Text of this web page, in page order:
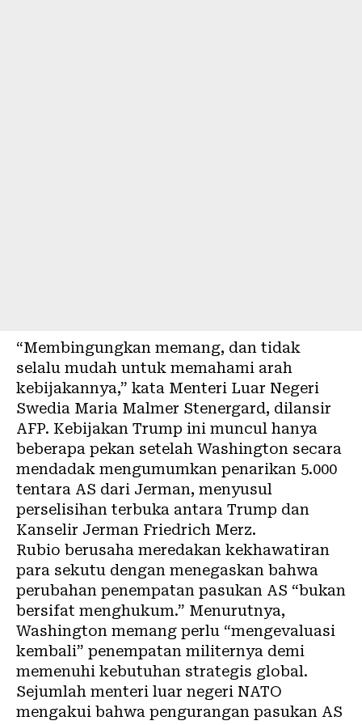
“Membingungkan memang, dan tidak
selalu mudah untuk memahami arah
kebijakannya,” kata Menteri Luar Negeri
Swedia Maria Malmer Stenergard, dilansir
AFP. Kebijakan Trump ini muncul hanya
beberapa pekan setelah Washington secara
mendadak mengumumkan penarikan 5.000
tentara AS dari Jerman, menyusul
perselisihan terbuka antara Trump dan
Kanselir Jerman Friedrich Merz.
Rubio berusaha meredakan kekhawatiran
para sekutu dengan menegaskan bahwa
perubahan penempatan pasukan AS “bukan
bersifat menghukum.” Menurutnya,
Washington memang perlu “mengevaluasi
kembali” penempatan militernya demi
memenuhi kebutuhan strategis global.
Sejumlah menteri luar negeri NATO
mengakui bahwa pengurangan pasukan AS